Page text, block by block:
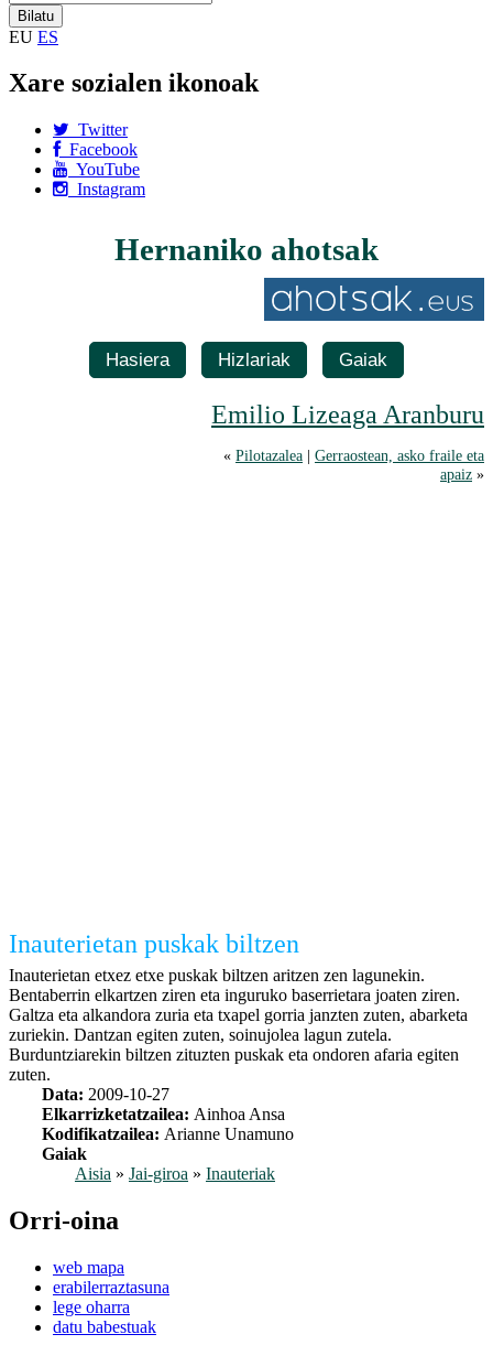
EU ES
Xare sozialen ikonoak
Twitter
Facebook
YouTube
Instagram
Hernaniko ahotsak
Hasiera Hizlariak Gaiak
Emilio Lizeaga Aranburu
« Pilotazalea | Gerraostean, asko fraile eta
apaiz »
Inauterietan puskak biltzen
Inauterietan etxez etxe puskak biltzen aritzen zen lagunekin.
Bentaberrin elkartzen ziren eta inguruko baserrietara joaten ziren.
Galtza eta alkandora zuria eta txapel gorria janzten zuten, abarketa
zuriekin. Dantzan egiten zuten, soinujolea lagun zutela.
Burduntziarekin biltzen zituzten puskak eta ondoren afaria egiten
zuten.
Data: 2009-10-27
Elkarrizketatzailea: Ainhoa Ansa
Kodifikatzailea: Arianne Unamuno
Gaiak
Aisia » Jai-giroa » Inauteriak
Orri-oina
web mapa
erabilerraztasuna
lege oharra
datu babestuak